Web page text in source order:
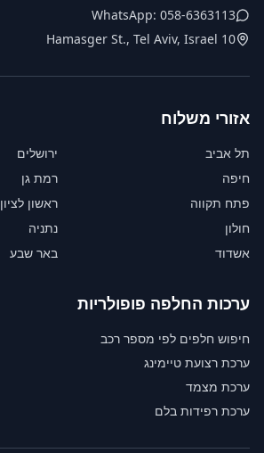
WhatsApp: 058-6363113
10 Hamasger St., Tel Aviv, Israel
אזורי משלוח
תל אביב
ירושלים
חיפה
רמת גן
פתח תקווה
ראשון לציון
חולון
נתניה
אשדוד
באר שבע
ערכות החלפה פופולריות
חיפוש חלפים לפי מספר רכב
ערכת רצועת טיימינג
ערכת מצמד
ערכת רפידות בלם